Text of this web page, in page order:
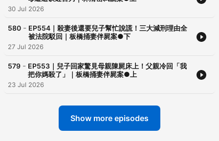
30 Jul 2026
580 - EP554｜殺妻後還要兒子幫忙說謊！三大減刑理由全
被法院駁回｜板橋捅妻伴屍案●下
27 Jul 2026
579 - EP553｜兒子回家驚見母親陳屍床上！父親冷回「我
把你媽殺了」｜板橋捅妻伴屍案●上
23 Jul 2026
Show more episodes